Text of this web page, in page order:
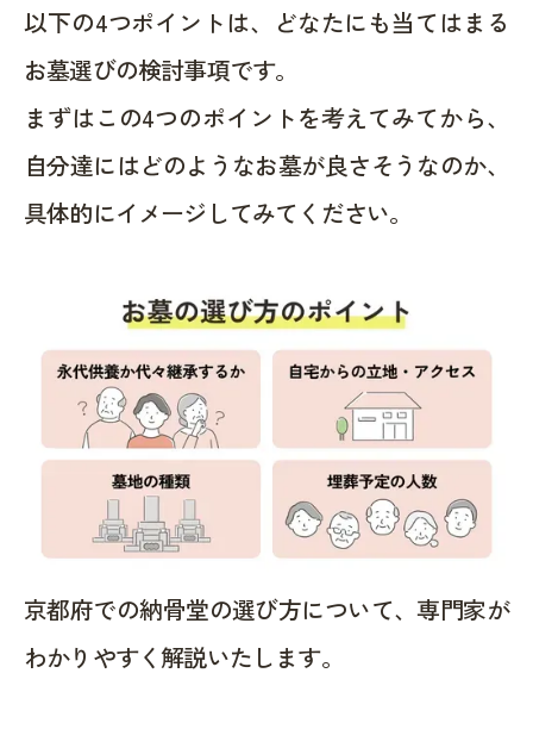
以下の4つポイントは、どなたにも当てはまる
お墓選びの検討事項です。
まずはこの4つのポイントを考えてみてから、
自分達にはどのようなお墓が良さそうなのか、
具体的にイメージしてみてください。
京都府での納骨堂の選び方について、専門家が
わかりやすく解説いたします。